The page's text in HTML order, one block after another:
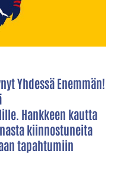
Yhdessä Enemmän!
Hankkeen kautta
kiinnostuneita
tapahtumiin